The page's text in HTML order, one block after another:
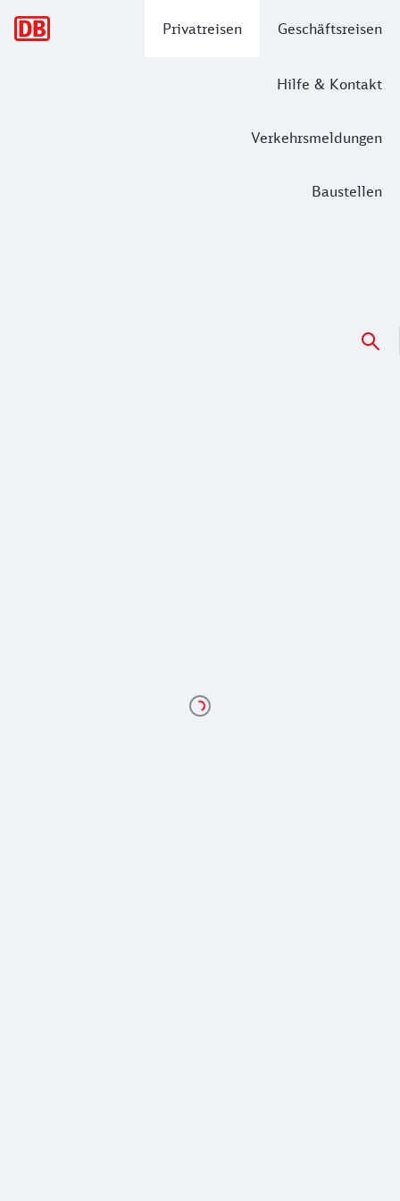
Privatreisen Geschäftsreisen
Hilfe & Kontakt
Verkehrsmeldungen
Baustellen